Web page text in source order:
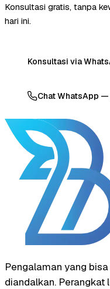
Konsultasi gratis, tanpa
hari ini.
Konsultasi via
Chat WhatsApp
Pengalaman yang
diandalkan. Perangkat